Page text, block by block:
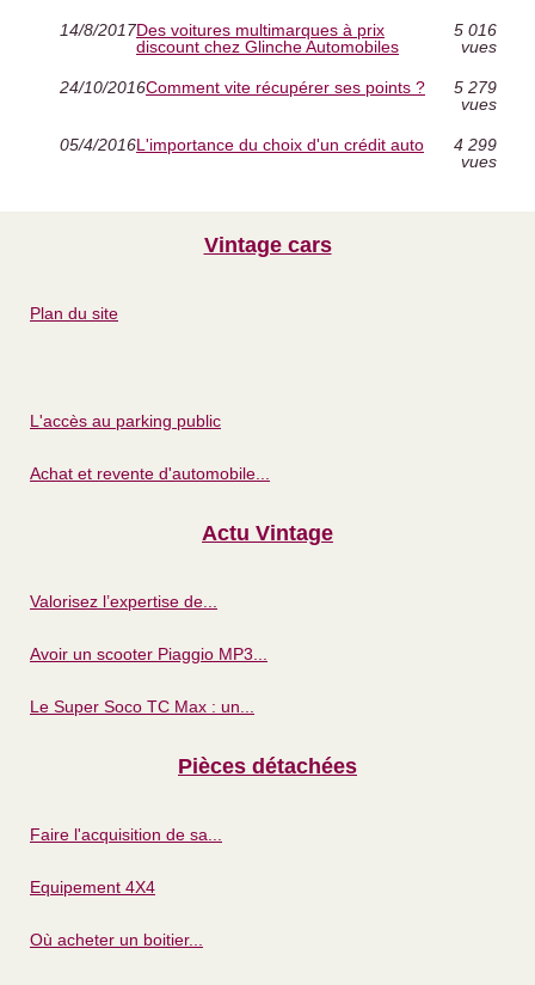
14/8/2017Des voitures multimarques à prix
discount chez Glinche Automobiles
5 016
vues
24/10/2016Comment vite récupérer ses points ?
5 279
vues
05/4/2016L'importance du choix d'un crédit auto
4 299
vues
Vintage cars
Plan du site
L'accès au parking public
Achat et revente d'automobile...
Actu Vintage
Valorisez l’expertise de...
Avoir un scooter Piaggio MP3...
Le Super Soco TC Max : un...
Pièces détachées
Faire l'acquisition de sa...
Equipement 4X4
Où acheter un boitier...